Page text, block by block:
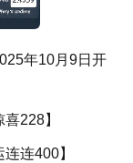
年10月9日开
228】
连400】